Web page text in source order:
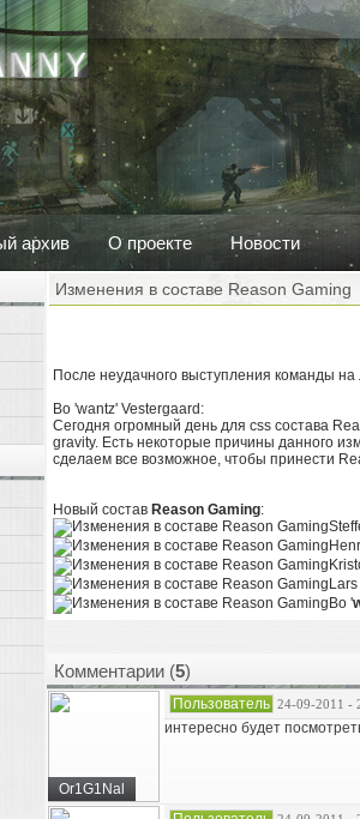
архив О проекте Новости
Изменения в составе Reason Gaming
После неудачного выступления команды
Bo 'wantz' Vestergaard:
Сегодня огромный день для css состава
gravity. Есть некоторые причины данного
сделаем все возможное, чтобы принести
Новый состав Reason Gaming:
Bo '
Комментарии (5)
Or1G1Nal
Пользователь 24-09-2011 -
интересно будет